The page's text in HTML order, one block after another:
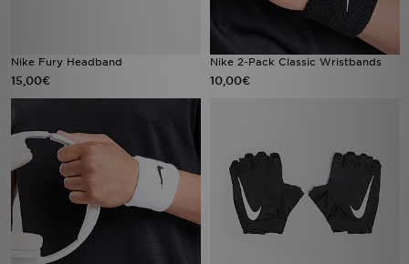
Nike Fury Headband
15,00€
Nike 2-Pack Classic Wristbands
10,00€